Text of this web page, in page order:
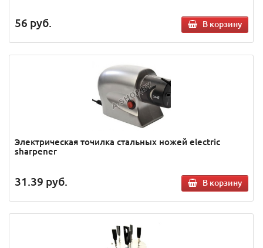
56 руб. В корзину
Электрическая точилка стальных ножей electric
sharpener
31.39 руб. В корзину